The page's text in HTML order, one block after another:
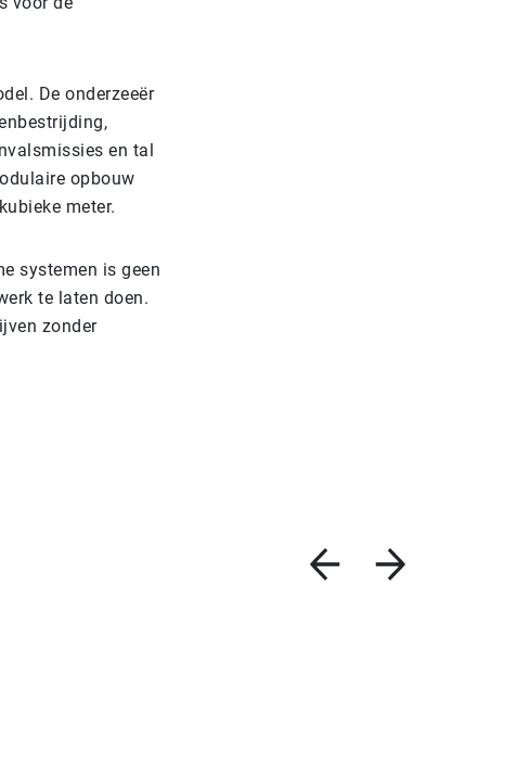
De onderzeeër
en tal
opbouw
meter.
systemen is geen
te laten doen.
zonder